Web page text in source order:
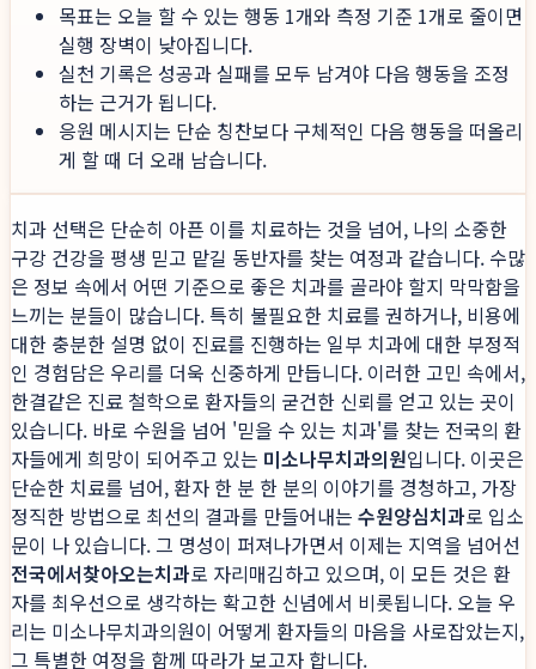
목표는 오늘 할 수 있는 행동 1개와 측정 기준 1개로 줄이면
실행 장벽이 낮아집니다.
실천 기록은 성공과 실패를 모두 남겨야 다음 행동을 조정
하는 근거가 됩니다.
응원 메시지는 단순 칭찬보다 구체적인 다음 행동을 떠올리
게 할 때 더 오래 남습니다.
치과 선택은 단순히 아픈 이를 치료하는 것을 넘어, 나의 소중한
구강 건강을 평생 믿고 맡길 동반자를 찾는 여정과 같습니다. 수많
은 정보 속에서 어떤 기준으로 좋은 치과를 골라야 할지 막막함을
느끼는 분들이 많습니다. 특히 불필요한 치료를 권하거나, 비용에
대한 충분한 설명 없이 진료를 진행하는 일부 치과에 대한 부정적
인 경험담은 우리를 더욱 신중하게 만듭니다. 이러한 고민 속에서,
한결같은 진료 철학으로 환자들의 굳건한 신뢰를 얻고 있는 곳이
있습니다. 바로 수원을 넘어 '믿을 수 있는 치과'를 찾는 전국의 환
자들에게 희망이 되어주고 있는 미소나무치과의원입니다. 이곳은
단순한 치료를 넘어, 환자 한 분 한 분의 이야기를 경청하고, 가장
정직한 방법으로 최선의 결과를 만들어내는 수원양심치과로 입소
문이 나 있습니다. 그 명성이 퍼져나가면서 이제는 지역을 넘어선
전국에서찾아오는치과로 자리매김하고 있으며, 이 모든 것은 환
자를 최우선으로 생각하는 확고한 신념에서 비롯됩니다. 오늘 우
리는 미소나무치과의원이 어떻게 환자들의 마음을 사로잡았는지,
그 특별한 여정을 함께 따라가 보고자 합니다.